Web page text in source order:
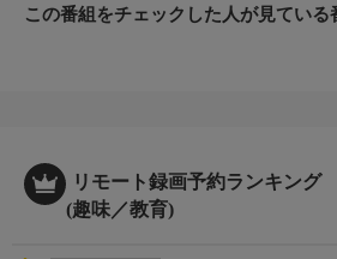
この番組をチェックした人が見ている
リモート録画予約ランキング
(趣味／教育)